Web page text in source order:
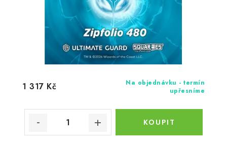
Na objednávku - termín
upřesníme
1 317 Kč